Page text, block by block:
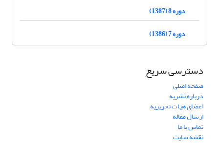
دوره 8 (1387)
دوره 7 (1386)
دسترسی سریع
صفحه اصلی
درباره نشریه
اعضای هیات تحریریه
ارسال مقاله
تماس با ما
نقشه سایت